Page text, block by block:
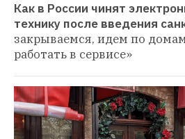
Как в России чинят
технику после введения
закрываемся, идем по
работать в сервисе»